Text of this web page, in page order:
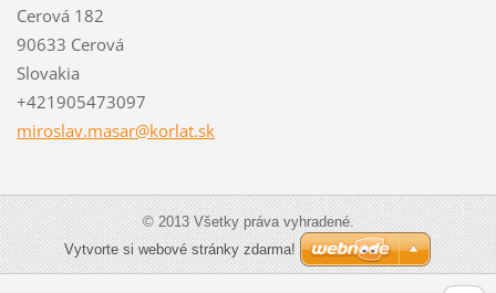
Cerová 182
90633 Cerová
Slovakia
+421905473097
miroslav.masar@korlat.sk
© 2013 Všetky práva vyhradené.
Vytvorte si webové stránky zdarma!